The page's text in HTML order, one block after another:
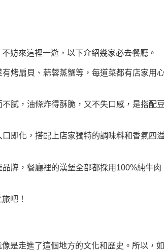
妨來這裡一遊，以下介紹幾家必去餐廳。
烤扇貝、蒜蓉蒸蟹等，每道菜都有店家用
膩，油條炸得酥脆，又不失口感，是搭配
即化，搭配上店家獨特的調味料和香氣四
牌，餐廳裡的漢堡全部都採用100%純牛
吧！
是走進了這個地方的文化和歷史。所以，